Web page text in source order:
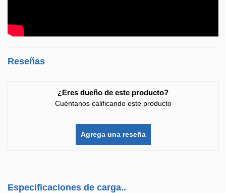
Reseñas
¿Eres dueño de este producto?
Cuéntanos calificando este producto
Agrega una reseña
Especificaciones de carga..